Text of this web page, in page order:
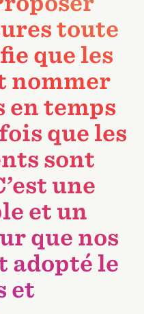
toute
que les
nommer
en temps
que les
sont
une
et un
que nos
adopté le
et